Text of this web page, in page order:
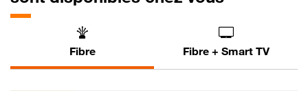
Fibre Fibre + Smart TV